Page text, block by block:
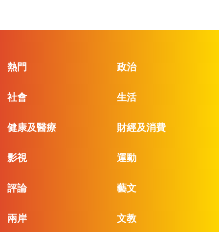
熱門 政治
社會 生活
健康及醫療 財經及消費
影視 運動
評論 藝文
兩岸 文教